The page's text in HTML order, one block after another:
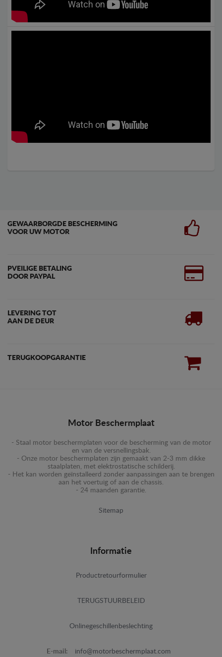
GEWAARBORGDE BESCHERMING
VOOR UW MOTOR
PVEILIGE BETALING
DOOR PAYPAL
LEVERING TOT
AAN DE DEUR
TERUGKOOPGARANTIE
Motor Beschermplaat
- Staal motor beschermplaten voor de bescherming van de motor
en van de versnellingsbak.
- Onze motor beschermplaten zijn gemaakt van 2-3 mm dikke
staalplaten, met elektrostatische schilderij.
- Het kan worden geïnstalleerd zonder aanpassingen aan te brengen
aan het voertuig of aan de chassis.
- 24 maanden garantie.
Sitemap
Informatie
Productretourformulier
TERUGSTUURBELEID
Onlinegeschillenbeslechting
E-mail: info@motorbeschermplaat.com